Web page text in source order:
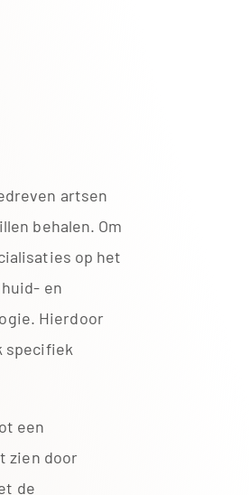
artsen
behalen. Om
op het
en
Hierdoor
specifiek
een
zien door
de